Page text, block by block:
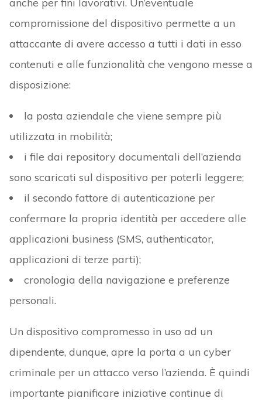
compromissione del dispositivo permette a un
attaccante di avere accesso a tutti i dati in esso
contenuti e alle funzionalità che vengono messe a
disposizione:
la posta aziendale che viene sempre più
utilizzata in mobilità;
i file dai repository documentali dell’azienda
sono scaricati sul dispositivo per poterli leggere;
il secondo fattore di autenticazione per
confermare la propria identità per accedere alle
applicazioni business (SMS, authenticator,
applicazioni di terze parti);
cronologia della navigazione e preferenze
personali.
Un dispositivo compromesso in uso ad un
dipendente, dunque, apre la porta a un cyber
criminale per un attacco verso l’azienda. È quindi
importante pianificare iniziative continue di